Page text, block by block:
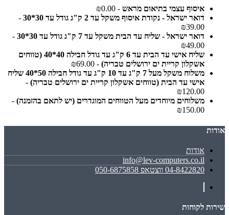
איסוף עצמי בתיאום מראש - ₪0.00
דואר ישראל - נקודת איסוף משקל עד 2 ק"ג גודל עד 30*30
-
₪39.00
דואר ישראל - שליח עד הבית משקל עד 7 ק"ג גודל עד 30*30
-
₪49.00
שליח אישי עד הבית עד 6 ק"ג עד גודל חבילה 40*40 (טווחים
אשקלון קריית ים ירושלים טבריה) - ₪69.00
משלוח משקל מעל 7 ק"ג עד 10 ק"ג עד גודל חבילה 50*40 שליח
אישי עד הבית (טווחים אשקלון קריית ים ירושלים טבריה) -
₪120.00
משלוחים מיוחדים מעל הטווחים המוגדרים (יש לתאם בהזמנה) -
₪150.00
אודות
אודות
info@lev-computers.co.il
04-8422820 ווצטאפ 050-6875858
שירות לקוחות